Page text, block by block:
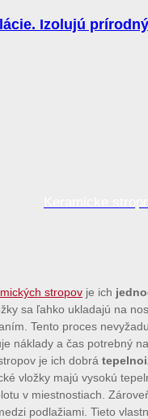
Izolujú
stropov je ich
sa ľahko ukladajú na
Tento proces
náklady a čas potrebný
je ich dobrá
vložky majú vysokú
v miestnostiach.
podlažiami. Tieto